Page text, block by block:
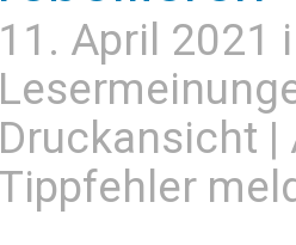
11. April 2021
Druckansicht |